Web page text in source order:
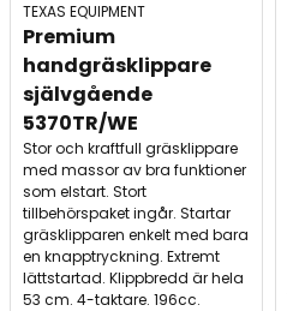
TEXAS EQUIPMENT
Premium
handgräsklippare
självgående
5370TR/WE
Stor och kraftfull gräsklippare
med massor av bra funktioner
som elstart. Stort
tillbehörspaket ingår. Startar
gräsklipparen enkelt med bara
en knapptryckning. Extremt
lättstartad. Klippbredd är hela
53 cm. 4-taktare. 196cc.